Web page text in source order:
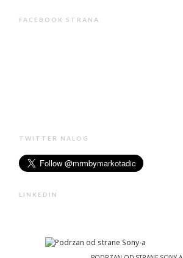
FACEBOOK STRANA
TWITTER NALOG
LINKEDIN